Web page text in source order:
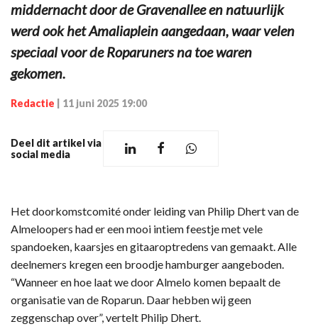
middernacht door de Gravenallee en natuurlijk
werd ook het Amaliaplein aangedaan, waar velen
speciaal voor de Roparuners na toe waren
gekomen.
Redactie 11 juni 2025 19:00
Deel dit artikel via
social media
Het doorkomstcomité onder leiding van Philip Dhert van de
Almeloopers had er een mooi intiem feestje met vele
spandoeken, kaarsjes en gitaaroptredens van gemaakt. Alle
deelnemers kregen een broodje hamburger aangeboden.
“Wanneer en hoe laat we door Almelo komen bepaalt de
organisatie van de Roparun. Daar hebben wij geen
zeggenschap over”, vertelt Philip Dhert.